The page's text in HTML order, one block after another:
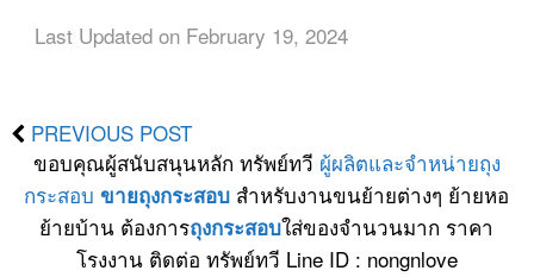
Last Updated on February 19, 2024
PREVIOUS POST
ขอบคุณผู้สนับสนุนหลัก ทรัพย์ทวี ผู้ผลิตและจำหน่ายถุง
กระสอบ ขายถุงกระสอบ สำหรับงานขนย้ายต่างๆ ย้ายหอ
ย้ายบ้าน ต้องการถุงกระสอบใส่ของจำนวนมาก ราคา
โรงงาน ติดต่อ ทรัพย์ทวี Line ID : nongnlove